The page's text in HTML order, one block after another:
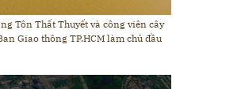
Tôn Thất Thuyết và công viên cây
Giao thông TP.HCM làm chủ đầu